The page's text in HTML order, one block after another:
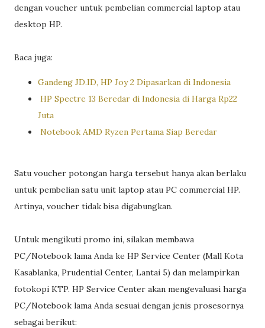
dengan voucher untuk pembelian commercial laptop atau
desktop HP.
Baca juga:
Gandeng JD.ID, HP Joy 2 Dipasarkan di Indonesia
HP Spectre 13 Beredar di Indonesia di Harga Rp22
Juta
Notebook AMD Ryzen Pertama Siap Beredar
Satu voucher potongan harga tersebut hanya akan berlaku
untuk pembelian satu unit laptop atau PC commercial HP.
Artinya, voucher tidak bisa digabungkan.
Untuk mengikuti promo ini, silakan membawa
PC/Notebook lama Anda ke HP Service Center (Mall Kota
Kasablanka, Prudential Center, Lantai 5) dan melampirkan
fotokopi KTP. HP Service Center akan mengevaluasi harga
PC/Notebook lama Anda sesuai dengan jenis prosesornya
sebagai berikut: